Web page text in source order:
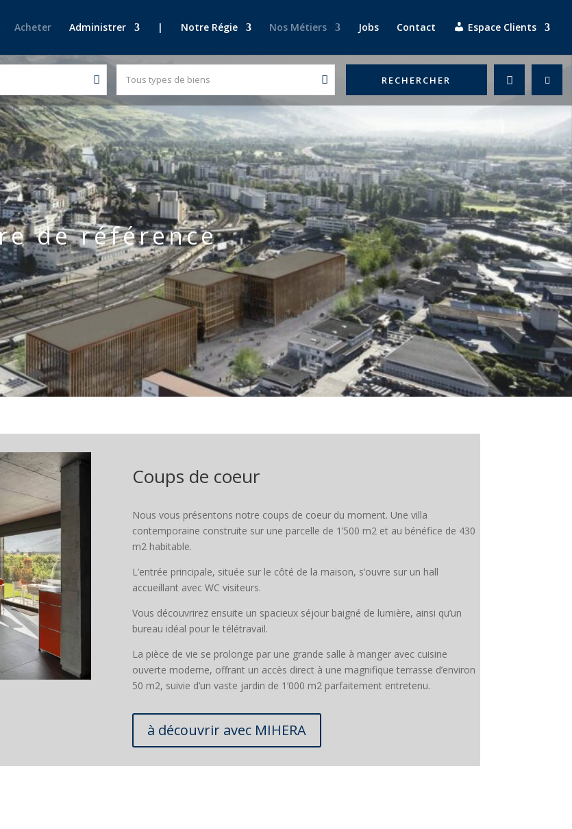
Acheter Administrer | Notre Régie Nos Métiers Jobs Contact Espace Clients
Tous types de biens
de référence
Coups de coeur
Nous vous présentons notre coups de coeur du moment. Une villa
contemporaine construite sur une parcelle de 1’500 m2 et au bénéfice de 430
m2 habitable.
L’entrée principale, située sur le côté de la maison, s’ouvre sur un hall
accueillant avec WC visiteurs.
Vous découvrirez ensuite un spacieux séjour baigné de lumière, ainsi qu’un
bureau idéal pour le télétravail.
La pièce de vie se prolonge par une grande salle à manger avec cuisine
ouverte moderne, offrant un accès direct à une magnifique terrasse d’environ
50 m2, suivie d’un vaste jardin de 1’000 m2 parfaitement entretenu.
à découvrir avec MIHERA